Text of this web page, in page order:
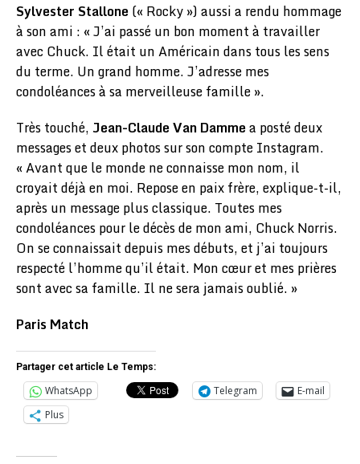
Sylvester Stallone(« Rocky ») aussi a rendu hommage
à son ami : « J’ai passé un bon moment à travailler
avec Chuck. Il était un Américain dans tous les sens
du terme. Un grand homme. J’adresse mes
condoléances à sa merveilleuse famille ».
Très touché, Jean-Claude Van Dammea posté deux
messages et deux photos sur son compte Instagram.
« Avant que le monde ne connaisse mon nom, il
croyait déjà en moi. Repose en paix frère, explique-t-il,
après un message plus classique. Toutes mes
condoléances pour le décès de mon ami, Chuck Norris.
On se connaissait depuis mes débuts, et j’ai toujours
respecté l’homme qu’il était. Mon cœur et mes prières
sont avec sa famille. Il ne sera jamais oublié. »
Paris Match
Partager cet article Le Temps:
WhatsApp Telegram
E-mail
Plus